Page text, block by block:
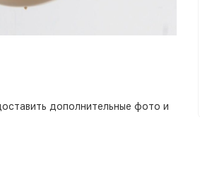
дополнительные фото и